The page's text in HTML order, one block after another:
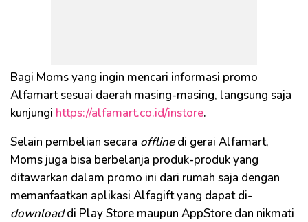
Bagi Moms yang ingin mencari informasi promo
Alfamart sesuai daerah masing-masing, langsung saja
kunjungi https://alfamart.co.id/instore.
Selain pembelian secara offlinedi gerai Alfamart,
Moms juga bisa berbelanja produk-produk yang
ditawarkan dalam promo ini dari rumah saja dengan
memanfaatkan aplikasi Alfagift yang dapat di-
downloaddi Play Store maupun AppStore dan nikmati